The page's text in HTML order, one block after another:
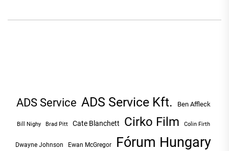
ADS Service ADS Service Kft. Ben Affleck
Bill Nighy Brad Pitt Cate Blanchett Cirko Film Colin Firth
Dwayne Johnson Ewan McGregor Fórum Hungary